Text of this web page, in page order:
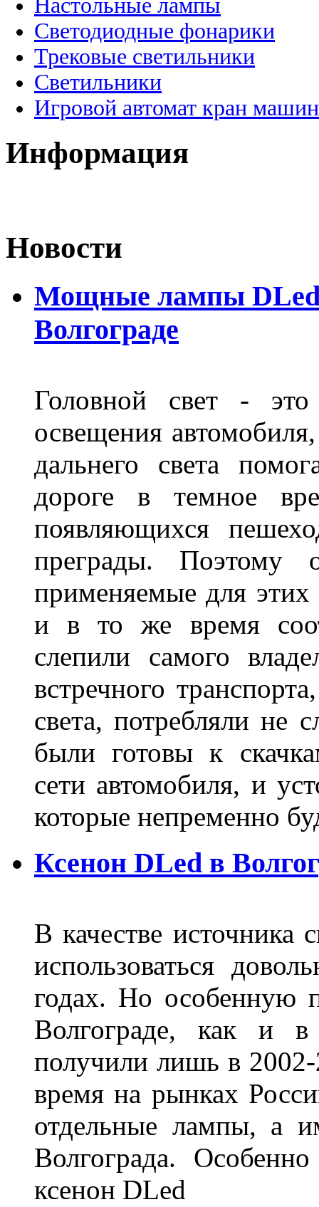
Настольные лампы
Светодиодные фонарики
Трековые светильники
Светильники
Игровой автомат кран
Информация
Новости
Мощные лампы DLed
Волгограде
Головной свет -
освещения
дальнего света
дороге в темное
появляющихся
преграды. Поэтому
применяемые для
и в то же время
слепили самого
встречного
света, потребляли не
были готовы к
сети автомобиля, и
которые непременно
Ксенон DLed в
В качестве источника
использоваться
годах. Но особенную
Волгограде, как и
получили лишь в
время на рынках
отдельные лампы, а
Волгограда.
ксенон DLed